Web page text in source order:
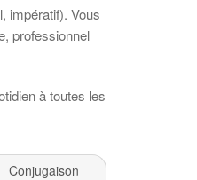
impératif). Vous
professionnel
à toutes les
Conjugaison